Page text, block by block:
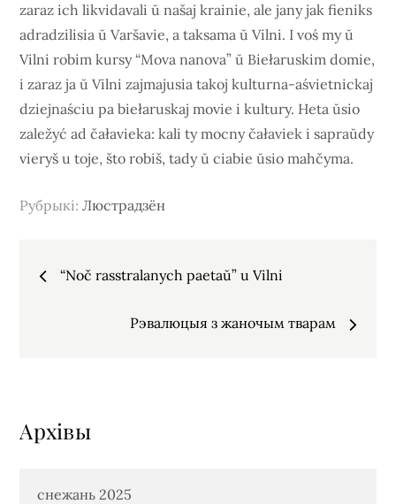
zaraz ich likvidavali ŭ našaj krainie, ale jany jak fieniks
adradzilisia ŭ Varšavie, a taksama ŭ Vilni. I voś my ŭ
Vilni robim kursy “Mova nanova” ŭ Biełaruskim domie,
i zaraz ja ŭ Vilni zajmajusia takoj kulturna-aśvietnickaj
dziejnaściu pa biełaruskaj movie i kultury. Heta ŭsio
zaležyć ad čałavieka: kali ty mocny čałaviek i sapraŭdy
vieryš u toje, što robiš, tady ŭ ciabie ŭsio mahčyma.
Рубрыкi:Люстрадзён
Навігацыя
“Noč rasstralanych paetaŭ” u Vilni
Рэвалюцыя з жаночым тварам
Архiвы
снежань 2025